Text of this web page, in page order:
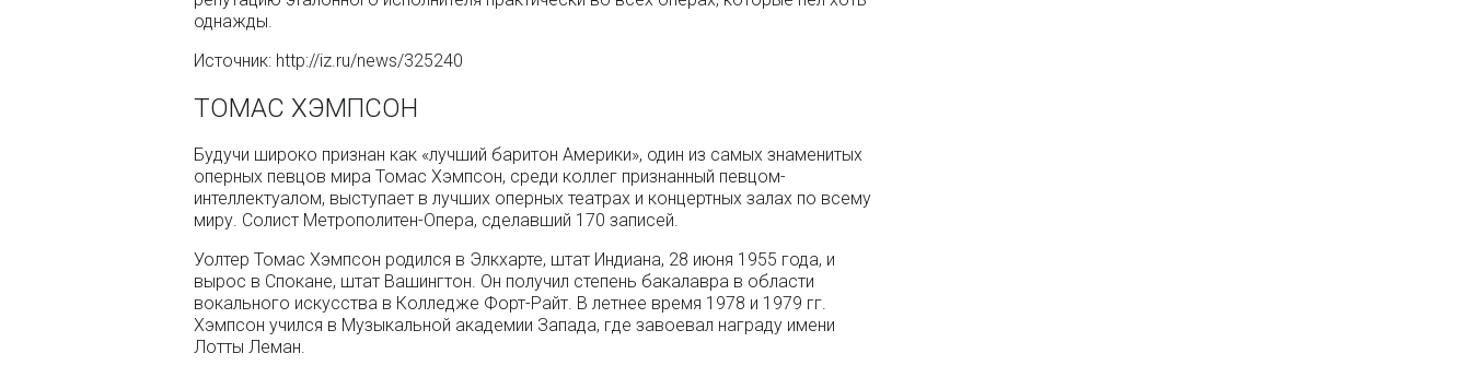
однажды.
Источник: http://iz.ru/news/325240
ТОМАС ХЭМПСОН
Будучи широко признан как «лучший баритон Америки», один из самых знаменитых
оперных певцов мира Томас Хэмпсон, среди коллег признанный певцом-
интеллектуалом, выступает в лучших оперных театрах и концертных залах по всему
миру. Солист Метрополитен-Опера, сделавший 170 записей.
Уолтер Томас Хэмпсон родился в Элкхарте, штат Индиана, 28 июня 1955 года, и
вырос в Спокане, штат Вашингтон. Он получил степень бакалавра в области
вокального искусства в Колледже Форт-Райт. В летнее время 1978 и 1979 гг.
Хэмпсон учился в Музыкальной академии Запада, где завоевал награду имени
Лотты Леман.